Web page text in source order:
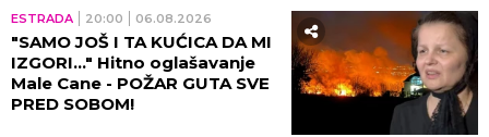
ESTRADA 20:00 06.08.2026
"SAMO JOŠ I TA KUĆICA DA MI
IZGORI..." Hitno oglašavanje
Male Cane - POŽAR GUTA SVE
PRED SOBOM!